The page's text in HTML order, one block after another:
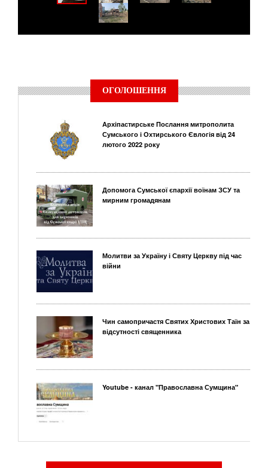
ОГОЛОШЕННЯ
Архіпастирське Послання митрополита
Сумського і Охтирського Євлогія від 24
лютого 2022 року
Допомога Сумської єпархії воїнам ЗСУ та
мирним громадянам
Молитви за Україну і Святу Церкву під час
війни
Чин самопричастя Святих Христових Таїн за
відсутності священника
Youtube - канал "Православна Сумщина"